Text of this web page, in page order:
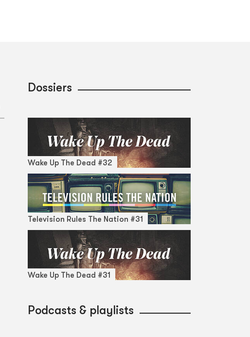
Dossiers
Wake Up The Dead #32
Television Rules The Nation #31
Wake Up The Dead #31
Podcasts & playlists